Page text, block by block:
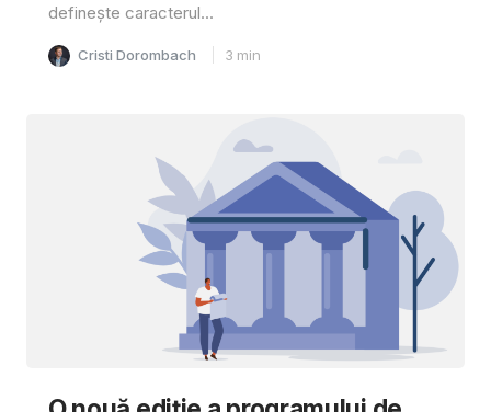
definește caracterul...
Cristi Dorombach 3 min